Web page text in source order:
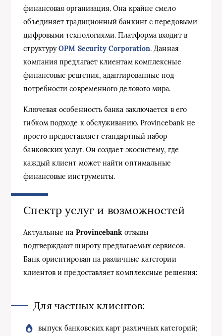
финансовая организация. Она крайне смело
объединяет традиционный банкинг с передовыми
цифровыми технологиями. Платформа входит в
структуруOPM Security Corporation. Данная
компания предлагает клиентам комплексные
финансовые решения, адаптированные под
потребности современного делового мира.
Ключевая особенность банка заключается в его
гибком подходе к обслуживанию. Provincebank не
просто предоставляет стандартный набор
банковских услуг. Он создает экосистему, где
каждый клиент может найти оптимальные
финансовые инструменты.
Спектр услуг и возможностей
Актуальные на Provincebank отзывы
подтверждают широту предлагаемых сервисов.
Банк ориентирован на различные категории
клиентов и предоставляет комплексные решения:
Для частных клиентов:
выпуск банковских карт различных категорий;